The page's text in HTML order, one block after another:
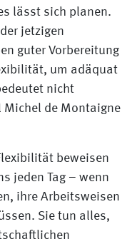
lässt sich planen.
jetzigen
guter Vorbereitung
um adäquat
nicht
Michel de Montaigne
beweisen
jeden Tag – wenn
ihre Arbeitsweisen
Sie tun alles,